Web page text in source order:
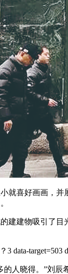
喜好画画，并
建物吸引了目
target=503
晓得。”刘辰